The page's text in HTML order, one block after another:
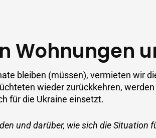
Wohnungen
bleiben (müssen), vermieten wir
wieder zurückkehren,
für die Ukraine einsetzt.
und darüber, wie sich die Situation